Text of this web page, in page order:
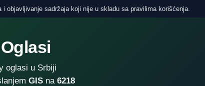
objavljivanje sadržaja koji nije u skladu sa pravilima korišćenja.
oglasi u Srbiji
GIS na 6218